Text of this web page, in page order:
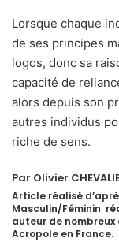
Lorsque chaque
de ses principes
logos, donc sa
capacité de
alors depuis son
autres individus
riche de sens.
Par Olivier
Article réalisé
Masculin/Féminin
auteur de
Acropole en France.